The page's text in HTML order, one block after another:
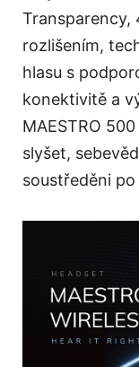
Transparency,
rozlišením,
hlasu s
konektivitě a
MAESTRO
slyšet,
soustředěni